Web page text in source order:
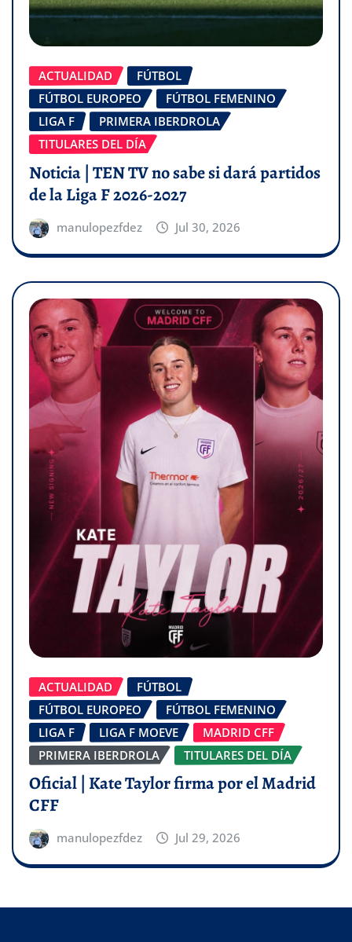
ACTUALIDAD
FÚTBOL
FÚTBOL EUROPEO
FÚTBOL FEMENINO
LIGA F
PRIMERA IBERDROLA
TITULARES DEL DÍA
Noticia | TEN TV no sabe si dará partidos
de la Liga F 2026-2027
manulopezfdez Jul 30, 2026
ACTUALIDAD
FÚTBOL
FÚTBOL EUROPEO
FÚTBOL FEMENINO
LIGA F
LIGA F MOEVE
MADRID CFF
PRIMERA IBERDROLA
TITULARES DEL DÍA
Oficial | Kate Taylor firma por el Madrid
CFF
manulopezfdez Jul 29, 2026